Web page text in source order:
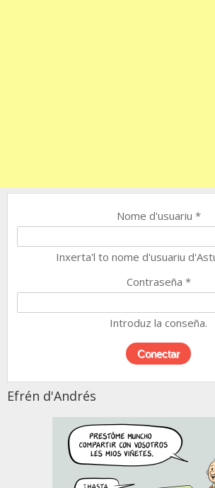
Nome d'usuariu *
Inxerta'l to nome d'usuariu
Contraseña *
Introduz la conseña.
Efrén d'Andrés